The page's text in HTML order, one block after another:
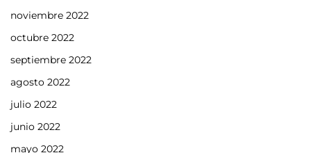
noviembre 2022
octubre 2022
septiembre 2022
agosto 2022
julio 2022
junio 2022
mayo 2022